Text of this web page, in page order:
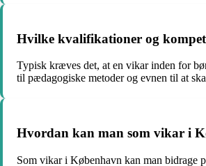
Hvilke kvalifikationer og
Typisk kræves det, at en vikar inden for
til pædagogiske metoder og evnen til at
Hvordan kan man som vikar i
Som vikar i København kan man bidrage